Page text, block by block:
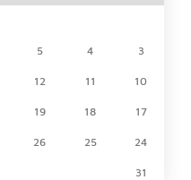
3
4
5
10
11
12
17
18
19
24
25
26
31